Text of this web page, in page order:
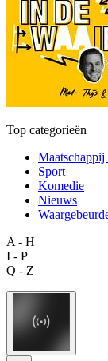
Top categorieën
Sport
Komedie
Nieuws
A - H
I - P
Q - Z